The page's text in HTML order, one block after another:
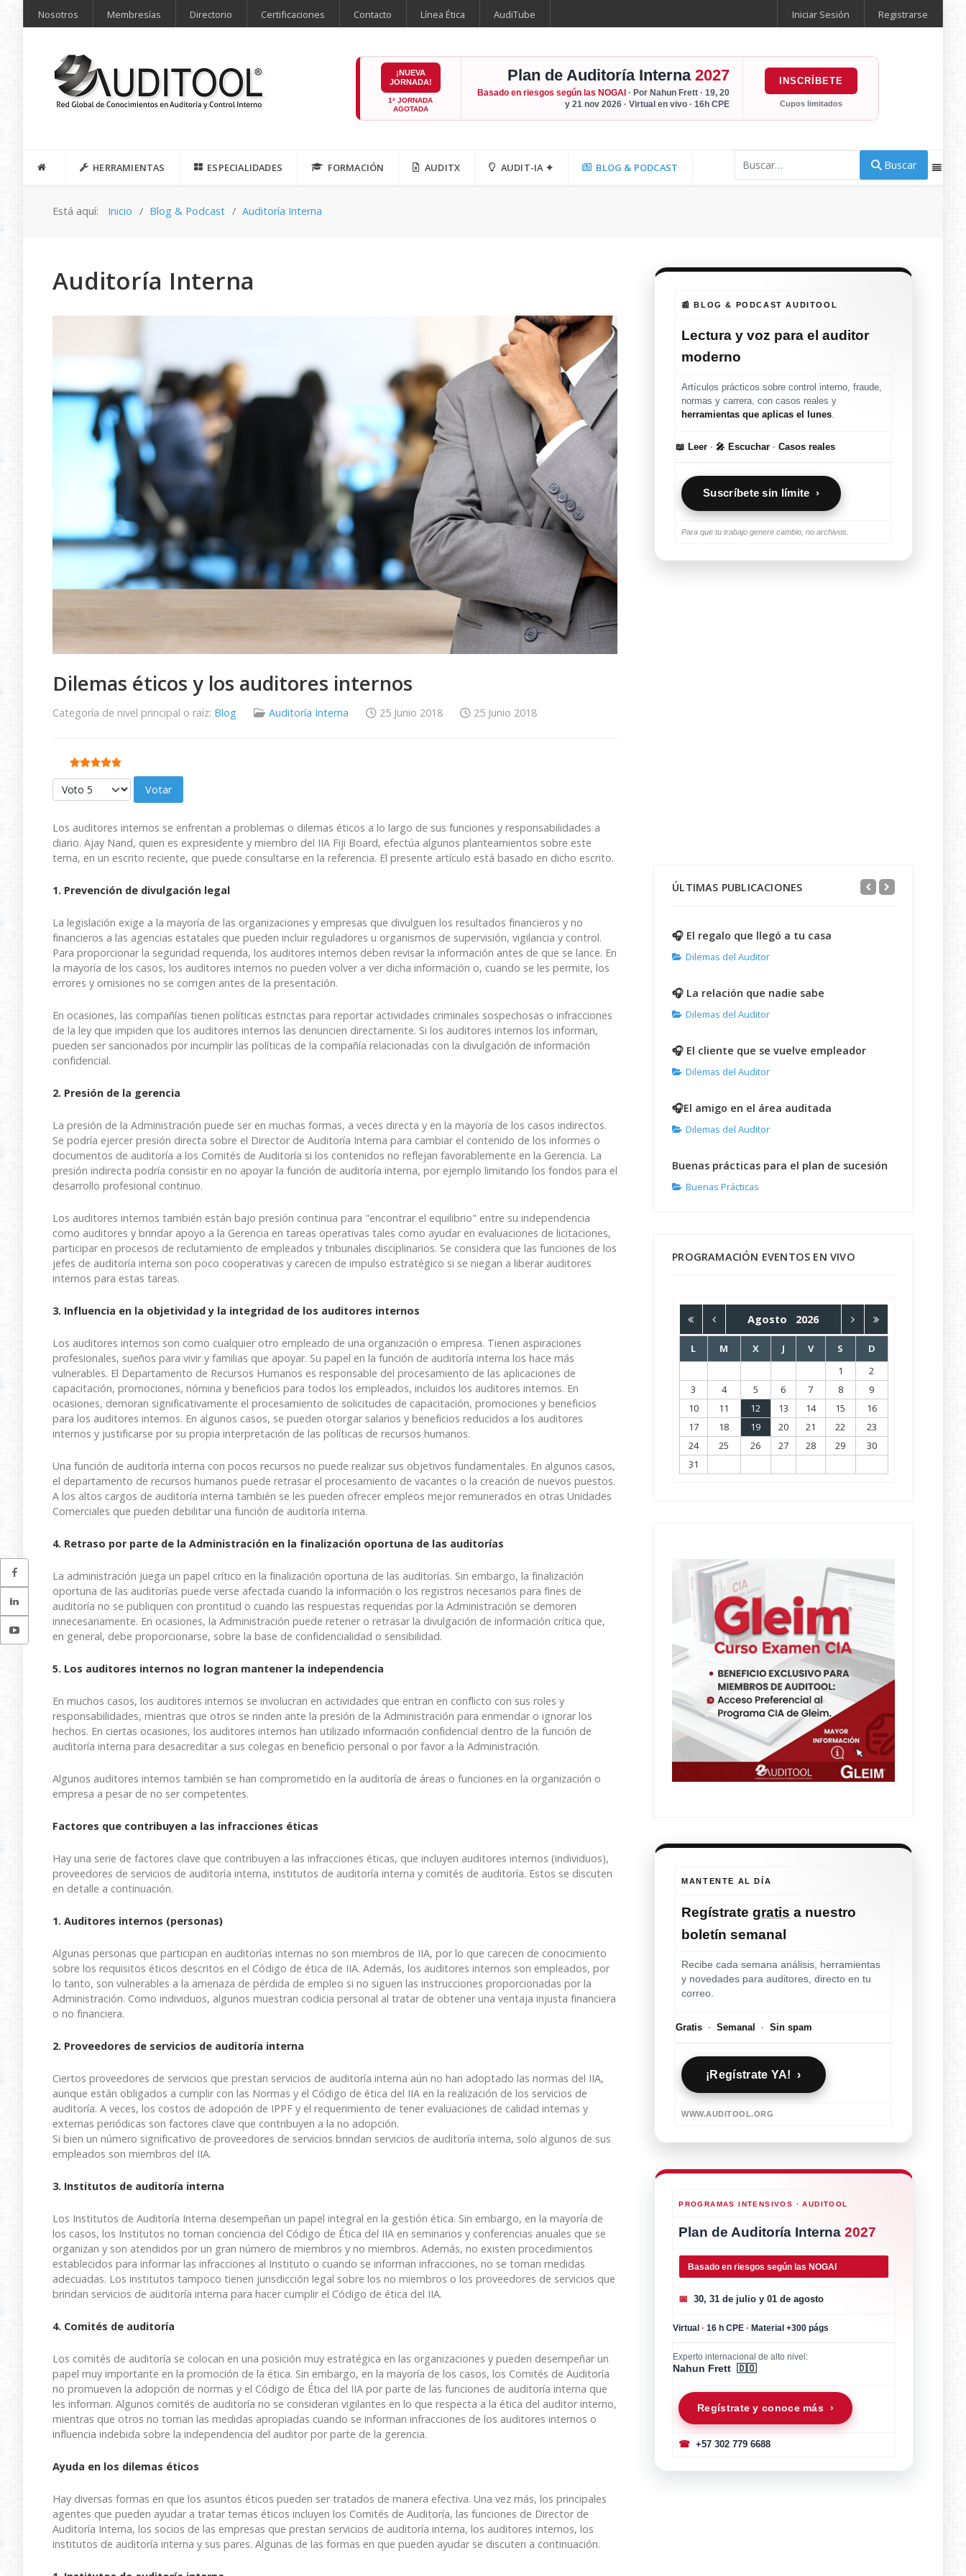
Nosotros Membresías Directorio Certificaciones Contacto Línea Ética AudiTube Iniciar Sesión Registrarse
¡NUEVA
JORNADA!
1ª JORNADA
AGOTADA
Plan de Auditoría Interna2027
Basado en riesgos según las NOGAI · Por Nahun Frett · 19, 20
y 21 nov 2026 · Virtual en vivo · 16h CPE
INSCRÍBETE
Cupos limitados
HERRAMIENTAS ESPECIALIDADES FORMACIÓN AUDITX AUDIT-IA ✦ BLOG & PODCAST Buscar
Está aquí: Inicio Blog & Podcast Auditoría Interna
Auditoría Interna
Dilemas éticos y los auditores internos
Categoría de nivel principal o raíz: Blog Auditoría Interna 25 Junio 2018 25 Junio 2018
Ratio:5/5
Por favor, vote
Los auditores internos se enfrentan a problemas o dilemas éticos a lo largo de sus funciones y responsabilidades a
diario. Ajay Nand, quien es expresidente y miembro del IIA Fiji Board, efectúa algunos planteamientos sobre este
tema, en un escrito reciente, que puede consultarse en la referencia. El presente artículo está basado en dicho escrito.
1. Prevención de divulgación legal
La legislación exige a la mayoría de las organizaciones y empresas que divulguen los resultados financieros y no
financieros a las agencias estatales que pueden incluir reguladores u organismos de supervisión, vigilancia y control.
Para proporcionar la seguridad requerida, los auditores internos deben revisar la información antes de que se lance. En
la mayoría de los casos, los auditores internos no pueden volver a ver dicha información o, cuando se les permite, los
errores y omisiones no se corrigen antes de la presentación.
En ocasiones, las compañías tienen políticas estrictas para reportar actividades criminales sospechosas o infracciones
de la ley que impiden que los auditores internos las denuncien directamente. Si los auditores internos los informan,
pueden ser sancionados por incumplir las políticas de la compañía relacionadas con la divulgación de información
confidencial.
2. Presión de la gerencia
La presión de la Administración puede ser en muchas formas, a veces directa y en la mayoría de los casos indirectos.
Se podría ejercer presión directa sobre el Director de Auditoría Interna para cambiar el contenido de los informes o
documentos de auditoría a los Comités de Auditoría si los contenidos no reflejan favorablemente en la Gerencia. La
presión indirecta podría consistir en no apoyar la función de auditoría interna, por ejemplo limitando los fondos para el
desarrollo profesional continuo.
Los auditores internos también están bajo presión continua para "encontrar el equilibrio" entre su independencia
como auditores y brindar apoyo a la Gerencia en tareas operativas tales como ayudar en evaluaciones de licitaciones,
participar en procesos de reclutamiento de empleados y tribunales disciplinarios. Se considera que las funciones de los
jefes de auditoría interna son poco cooperativas y carecen de impulso estratégico si se niegan a liberar auditores
internos para estas tareas.
3. Influencia en la objetividad y la integridad de los auditores internos
Los auditores internos son como cualquier otro empleado de una organización o empresa. Tienen aspiraciones
profesionales, sueños para vivir y familias que apoyar. Su papel en la función de auditoría interna los hace más
vulnerables. El Departamento de Recursos Humanos es responsable del procesamiento de las aplicaciones de
capacitación, promociones, nómina y beneficios para todos los empleados, incluidos los auditores internos. En
ocasiones, demoran significativamente el procesamiento de solicitudes de capacitación, promociones y beneficios
para los auditores internos. En algunos casos, se pueden otorgar salarios y beneficios reducidos a los auditores
internos y justificarse por su propia interpretación de las políticas de recursos humanos.
Una función de auditoría interna con pocos recursos no puede realizar sus objetivos fundamentales. En algunos casos,
el departamento de recursos humanos puede retrasar el procesamiento de vacantes o la creación de nuevos puestos.
A los altos cargos de auditoría interna también se les pueden ofrecer empleos mejor remunerados en otras Unidades
Comerciales que pueden debilitar una función de auditoría interna.
4. Retraso por parte de la Administración en la finalización oportuna de las auditorías
La administración juega un papel crítico en la finalización oportuna de las auditorías. Sin embargo, la finalización
oportuna de las auditorías puede verse afectada cuando la información o los registros necesarios para fines de
auditoría no se publiquen con prontitud o cuando las respuestas requeridas por la Administración se demoren
innecesariamente. En ocasiones, la Administración puede retener o retrasar la divulgación de información crítica que,
en general, debe proporcionarse, sobre la base de confidencialidad o sensibilidad.
5. Los auditores internos no logran mantener la independencia
En muchos casos, los auditores internos se involucran en actividades que entran en conflicto con sus roles y
responsabilidades, mientras que otros se rinden ante la presión de la Administración para enmendar o ignorar los
hechos. En ciertas ocasiones, los auditores internos han utilizado información confidencial dentro de la función de
auditoría interna para desacreditar a sus colegas en beneficio personal o por favor a la Administración.
Algunos auditores internos también se han comprometido en la auditoría de áreas o funciones en la organización o
empresa a pesar de no ser competentes.
Factores que contribuyen a las infracciones éticas
Hay una serie de factores clave que contribuyen a las infracciones éticas, que incluyen auditores internos (individuos),
proveedores de servicios de auditoría interna, institutos de auditoría interna y comités de auditoría. Estos se discuten
en detalle a continuación.
1. Auditores internos (personas)
Algunas personas que participan en auditorías internas no son miembros de IIA, por lo que carecen de conocimiento
sobre los requisitos éticos descritos en el Código de ética de IIA. Además, los auditores internos son empleados, por
lo tanto, son vulnerables a la amenaza de pérdida de empleo si no siguen las instrucciones proporcionadas por la
Administración. Como individuos, algunos muestran codicia personal al tratar de obtener una ventaja injusta financiera
o no financiera.
2. Proveedores de servicios de auditoría interna
Ciertos proveedores de servicios que prestan servicios de auditoría interna aún no han adoptado las normas del IIA,
aunque están obligados a cumplir con las Normas y el Código de ética del IIA en la realización de los servicios de
auditoría. A veces, los costos de adopción de IPPF y el requerimiento de tener evaluaciones de calidad internas y
externas periódicas son factores clave que contribuyen a la no adopción.
Si bien un número significativo de proveedores de servicios brindan servicios de auditoría interna, solo algunos de sus
empleados son miembros del IIA.
3. Institutos de auditoría interna
Los Institutos de Auditoría Interna desempeñan un papel integral en la gestión ética. Sin embargo, en la mayoría de
los casos, los Institutos no toman conciencia del Código de Ética del IIA en seminarios y conferencias anuales que se
organizan y son atendidos por un gran número de miembros y no miembros. Además, no existen procedimientos
establecidos para informar las infracciones al Instituto o cuando se informan infracciones, no se toman medidas
adecuadas. Los institutos tampoco tienen jurisdicción legal sobre los no miembros o los proveedores de servicios que
brindan servicios de auditoría interna para hacer cumplir el Código de ética del IIA.
4. Comités de auditoría
Los comités de auditoría se colocan en una posición muy estratégica en las organizaciones y pueden desempeñar un
papel muy importante en la promoción de la ética. Sin embargo, en la mayoría de los casos, los Comités de Auditoría
no promueven la adopción de normas y el Código de Ética del IIA por parte de las funciones de auditoría interna que
les informan. Algunos comités de auditoría no se consideran vigilantes en lo que respecta a la ética del auditor interno,
mientras que otros no toman las medidas apropiadas cuando se informan infracciones de los auditores internos o
influencia indebida sobre la independencia del auditor por parte de la gerencia.
Ayuda en los dilemas éticos
Hay diversas formas en que los asuntos éticos pueden ser tratados de manera efectiva. Una vez más, los principales
agentes que pueden ayudar a tratar temas éticos incluyen los Comités de Auditoría, las funciones de Director de
Auditoría Interna, los socios de las empresas que prestan servicios de auditoría interna, los auditores internos, los
institutos de auditoría interna y sus pares. Algunas de las formas en que pueden ayudar se discuten a continuación.
📰 BLOG & PODCAST AUDITOOL
Lectura y voz para el auditor
moderno
Artículos prácticos sobre control interno, fraude,
normas y carrera, con casos reales y
herramientas que aplicas el lunes
📖 Leer · 🎤 Escuchar · Casos reales
Suscríbete sin límite ›
Para que tu trabajo genere cambio, no archivos.
ÚLTIMAS PUBLICACIONES
🎧 El regalo que llegó a tu casa
Dilemas del Auditor
🎧 La relación que nadie sabe
Dilemas del Auditor
🎧 El cliente que se vuelve empleador
Dilemas del Auditor
🎧El amigo en el área auditada
Dilemas del Auditor
Buenas prácticas para el plan de sucesión
Buenas Prácticas
PROGRAMACIÓN EVENTOS EN VIVO
Agosto 2026
L M X J V S
D
1
2
3
4 5 6 7 8
9
10
11 12 13 14 15
16
17
18 19 20 21 22
23
24
25 26 27 28 29
30
31
MANTENTE AL DÍA
Regístrategratis a nuestro
boletín semanal
Recibe cada semana análisis, herramientas
y novedades para auditores, directo en tu
correo.
Gratis · Semanal · Sin spam
¡Regístrate YA! ›
WWW.AUDITOOL.ORG
PROGRAMAS INTENSIVOS · AUDITOOL
Plan de Auditoría Interna2027
Basado en riesgos según las NOGAI
📅 30, 31 de julio y 01 de agosto
Virtual· 16 h CPE· Material +300 págs
Experto internacional de alto nivel:
Nahun Frett 🇩🇴
Regístrate y conoce más ›
☎ +57 302 779 6688